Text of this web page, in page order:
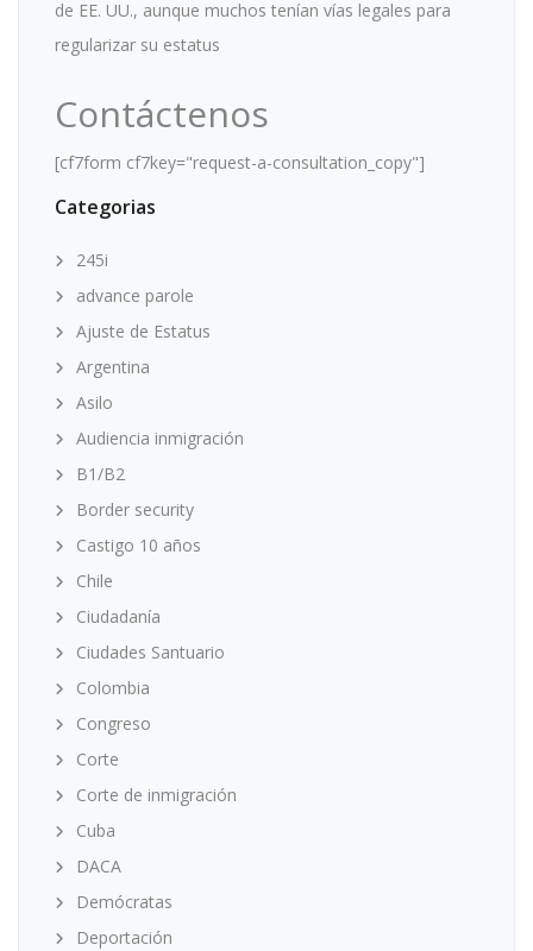
de EE. UU., aunque muchos tenían vías legales para
regularizar su estatus
Contáctenos
[cf7form cf7key="request-a-consultation_copy"]
Categorias
245i
advance parole
Ajuste de Estatus
Argentina
Asilo
Audiencia inmigración
B1/B2
Border security
Castigo 10 años
Chile
Ciudadanía
Ciudades Santuario
Colombia
Congreso
Corte
Corte de inmigración
Cuba
DACA
Demócratas
Deportación